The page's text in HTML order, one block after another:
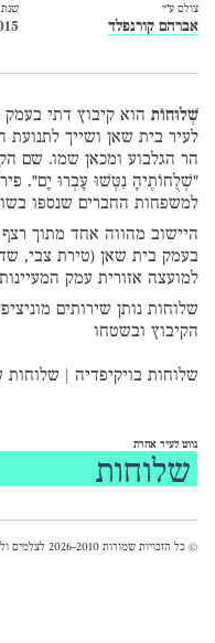
צולם ע״י
אברהם קורנפלד
שנת
שְׁלוּחוֹת הוא קיבוץ דתי
לעיר בית שאן ושייך לתנועת
הר הגלבוע ומכאן שמו. שם
"שְׁלֻחוֹתֶיהָ נִטְּשׁוּ עָבְרוּ יָם".
למשפחות החברים שנספו
היישוב מהווה אחד מתוך
בעמק בית שאן (טירת צבי,
למועצה אזורית עמק
שלוחות נותן שירותים
הקיבוץ ובשטחו
שלוחות בויקיפדיה |שלוחות
נווט לעיר אחרת
© כל הזכויות שמורות 2026-2010 לצלמים ול־